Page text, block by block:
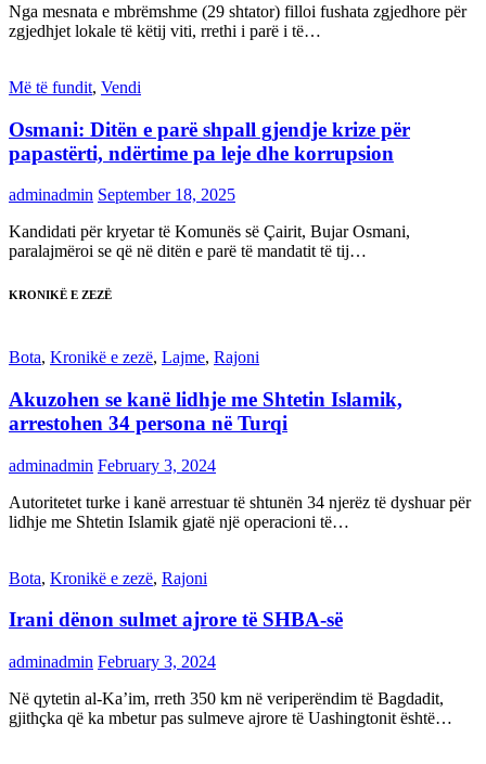
Nga mesnata e mbrëmshme (29 shtator) filloi fushata zgjedhore për
zgjedhjet lokale të këtij viti, rrethi i parë i të…
Më të fundit, Vendi
Osmani: Ditën e parë shpall gjendje krize për
papastërti, ndërtime pa leje dhe korrupsion
adminadmin September 18, 2025
Kandidati për kryetar të Komunës së Çairit, Bujar Osmani,
paralajmëroi se që në ditën e parë të mandatit të tij…
KRONIKË E ZEZË
Bota, Kronikë e zezë, Lajme, Rajoni
Akuzohen se kanë lidhje me Shtetin Islamik,
arrestohen 34 persona në Turqi
adminadmin February 3, 2024
Autoritetet turke i kanë arrestuar të shtunën 34 njerëz të dyshuar për
lidhje me Shtetin Islamik gjatë një operacioni të…
Bota, Kronikë e zezë, Rajoni
Irani dënon sulmet ajrore të SHBA-së
adminadmin February 3, 2024
Në qytetin al-Ka’im, rreth 350 km në veriperëndim të Bagdadit,
gjithçka që ka mbetur pas sulmeve ajrore të Uashingtonit është…